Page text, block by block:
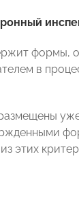
формы,
в
этих